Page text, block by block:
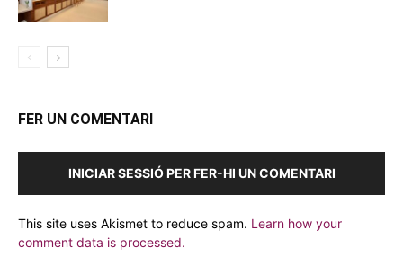
FER UN COMENTARI
INICIAR SESSIÓ PER FER-HI UN COMENTARI
This site uses Akismet to reduce spam. Learn how your
comment data is processed.